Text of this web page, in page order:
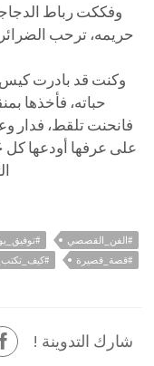
وفككت رباط
حريمه، ترحب
وكنت قد بادرت كيس
حباته، فأخذها
فانحنت تلقط، فدار
على عرفها أودعها كل
#الفن_القصصي
#قصة_قصيرة
شارك التدوينة !